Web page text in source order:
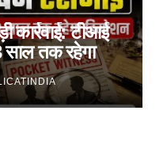
कार्रवाई: टीआई
साल तक रहेगा